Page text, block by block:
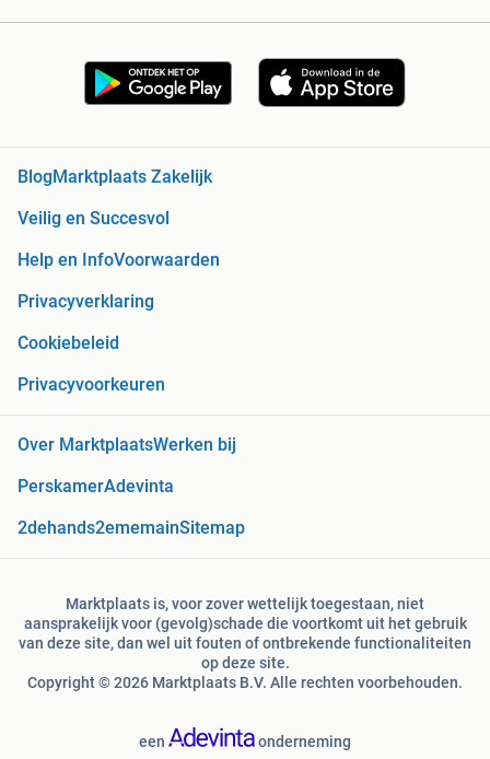
Blog Marktplaats Zakelijk
Veilig en Succesvol
Help en InfoVoorwaarden
Privacyverklaring
Cookiebeleid
Privacyvoorkeuren
Over MarktplaatsWerken bij
PerskamerAdevinta
2dehands2ememainSitemap
Marktplaats is, voor zover wettelijk toegestaan, niet
aansprakelijk voor (gevolg)schade die voortkomt uit het gebruik
van deze site, dan wel uit fouten of ontbrekende functionaliteiten
op deze site.
Copyright © 2026 Marktplaats B.V. Alle rechten voorbehouden.
een onderneming